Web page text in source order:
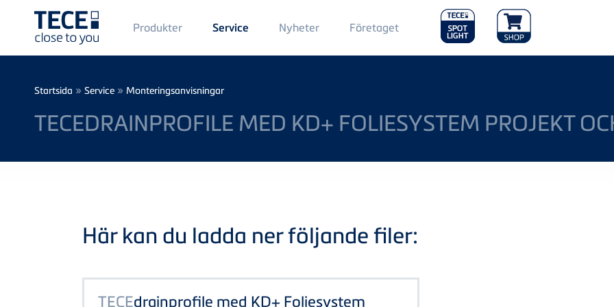
Main
Menü
1
Produkter Service Nyheter Main
Menu
2
Företaget
Breadcrumb
Startsida » Service » Monteringsanvisningar
TECEDRAINPROFILE MED KD+ FOLIESYSTEM PROJEKT
Här kan du ladda ner följande filer:
TECEdrainprofile med KD+ Foliesystem